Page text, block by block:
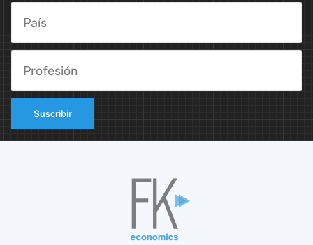
Suscribir